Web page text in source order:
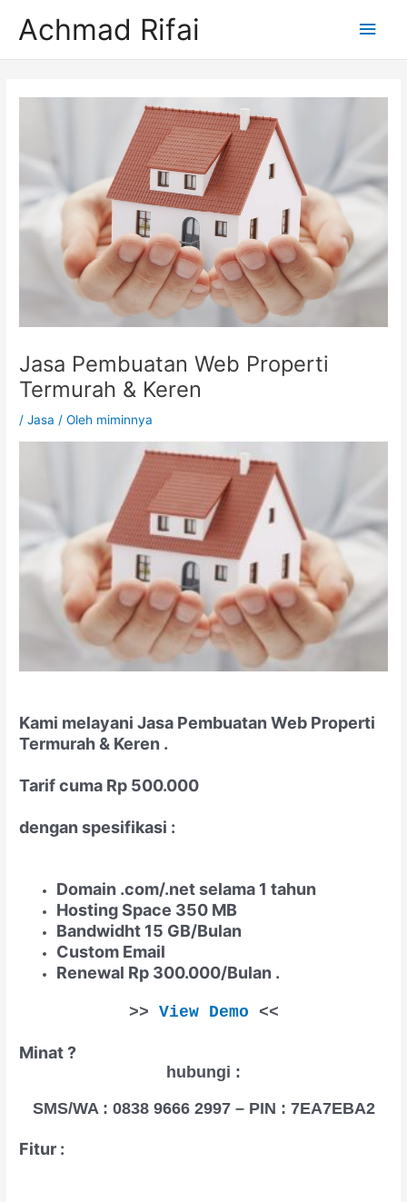
Achmad Rifai
Jasa Pembuatan Web Properti
Termurah & Keren
/Jasa / Oleh miminnya
Kami melayani Jasa Pembuatan Web Properti
Termurah & Keren .
Tarif cuma Rp 500.000
dengan spesifikasi :
Domain .com/.net selama 1 tahun
Hosting Space 350 MB
Bandwidht 15 GB/Bulan
Custom Email
Renewal Rp 300.000/Bulan .
>> View Demo <<
Minat ?
hubungi :
SMS/WA : 0838 9666 2997 – PIN : 7EA7EBA2
Fitur :